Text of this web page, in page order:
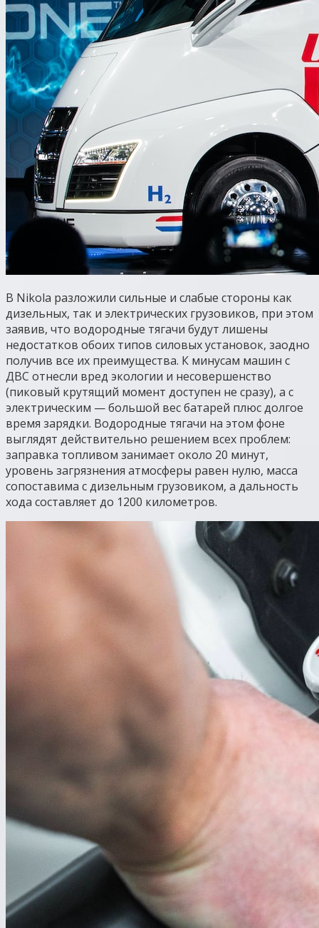
В Nikola разложили сильные и слабые стороны как
дизельных, так и электрических грузовиков, при этом
заявив, что водородные тягачи будут лишены
недостатков обоих типов силовых установок, заодно
получив все их преимущества. К минусам машин с
ДВС отнесли вред экологии и несовершенство
(пиковый крутящий момент доступен не сразу), а с
электрическим — большой вес батарей плюс долгое
время зарядки. Водородные тягачи на этом фоне
выглядят действительно решением всех проблем:
заправка топливом занимает около 20 минут,
уровень загрязнения атмосферы равен нулю, масса
сопоставима с дизельным грузовиком, а дальность
хода составляет до 1200 километров.